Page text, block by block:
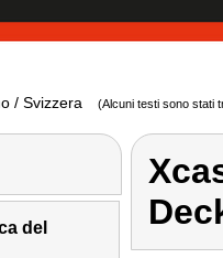
/ Svizzera (Alcuni testi sono stati
del